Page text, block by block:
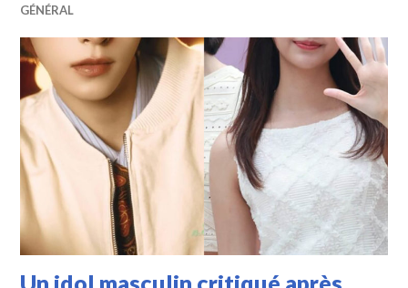
GÉNÉRAL
Un idol masculin critiqué après